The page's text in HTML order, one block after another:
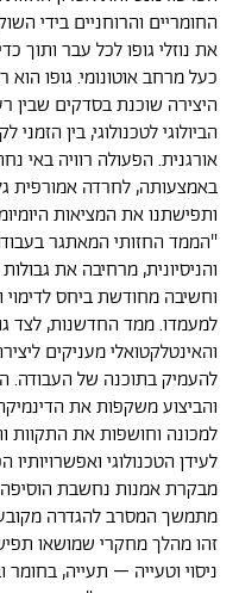
החומריים והרוחניים בידי
את נוזלי גופו לכל עבר ותוך
כעל מרחב אוטונומי. גופו
היצירה שוכנת בסדקים שבין
הביולוגי לטכנולוגי, בין
אורגנית. הפעולה רוויה באי
באמצעותה, לחרדה אמורפית
ותפישתנו את המציאות
"הממד החזותי המאתגר
והניסיונית, מרחיבה את
וחשיבה מחודשת ביחס לדימוי
למעמדו. ממד החדשנות, לצד
והאינטלקטואלי מעניקים
להעמיק בתוכנה של העבודה.
והביצוע משקפות את
למכונה וחושפות את התקוות
לעידן הטכנולוגי ואפשרויותיו
מבקרת אמנות נחשבת הוסיפה.
מתמשך המסרב להגדרה
זהו מהלך מחקרי שמושאו
ניסוי וטעייה – תעייה,